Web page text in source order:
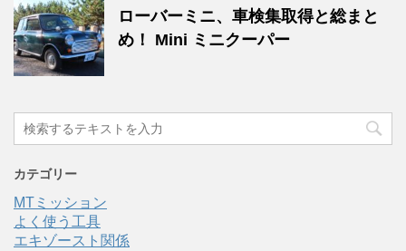
ローバーミニ、車検集取得と総まと
め！ Mini ミニクーパー
カテゴリー
MTミッション
よく使う工具
エキゾースト関係